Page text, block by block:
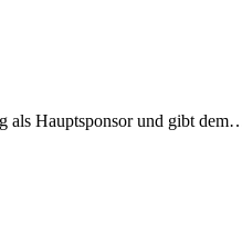
als Hauptsponsor und gibt